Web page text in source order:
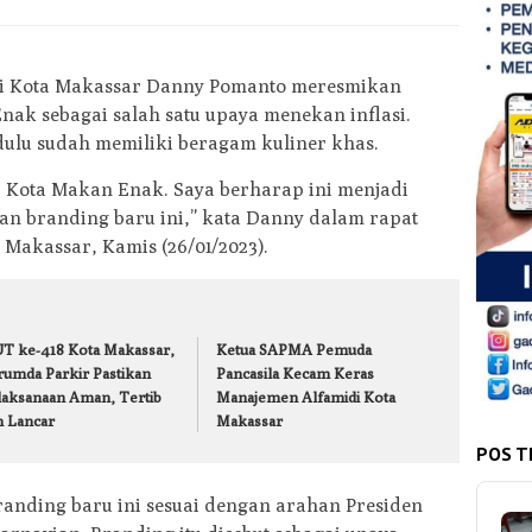
Kota Makassar Danny Pomanto meresmikan
sebagai salah satu upaya menekan inflasi.
sudah memiliki beragam kuliner khas.
Makan Enak. Saya berharap ini menjadi
branding baru ini,” kata Danny dalam rapat
Kamis (26/01/2023).
ke-418 Kota Makassar,
Parkir Pastikan
Aman, Tertib
Lancar
Ketua SAPMA Pemuda
Pancasila Kecam Keras
Manajemen Alfamidi Kota
Makassar
baru ini sesuai dengan arahan Presiden
POS